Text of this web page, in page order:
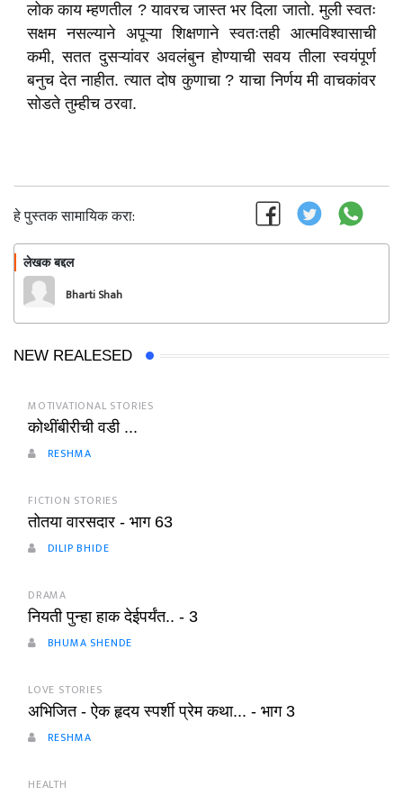
लोक काय म्हणतील ? यावरच जास्त भर दिला जातो. मुली स्वतः
सक्षम नसल्याने अपूऱ्या शिक्षणाने स्वतःतही आत्मविश्वासाची
कमी, सतत दुसऱ्यांवर अवलंबुन होण्याची सवय तीला स्वयंपूर्ण
बनुच देत नाहीत. त्यात दोष कुणाचा ? याचा निर्णय मी वाचकांवर
सोडते तुम्हीच ठरवा.
हे पुस्तक सामायिक करा:
लेखक बद्दल
Bharti Shah
NEW REALESED
MOTIVATIONAL STORIES
कोथींबीरीची वडी ...
RESHMA
FICTION STORIES
तोतया वारसदार - भाग 63
DILIP BHIDE
DRAMA
नियती पुन्हा हाक देईपर्यंत.. - 3
BHUMA SHENDE
LOVE STORIES
अभिजित - ऐक हृदय स्पर्शी प्रेम कथा... - भाग 3
RESHMA
HEALTH